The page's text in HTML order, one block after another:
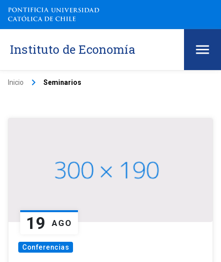
Instituto de Economía
Inicio keyboard_arrow_right Seminarios
19 AGO
Conferencias